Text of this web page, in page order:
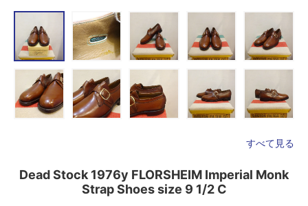
すべて見る
Dead Stock 1976y FLORSHEIM Imperial Monk
Strap Shoes size 9 1/2 C